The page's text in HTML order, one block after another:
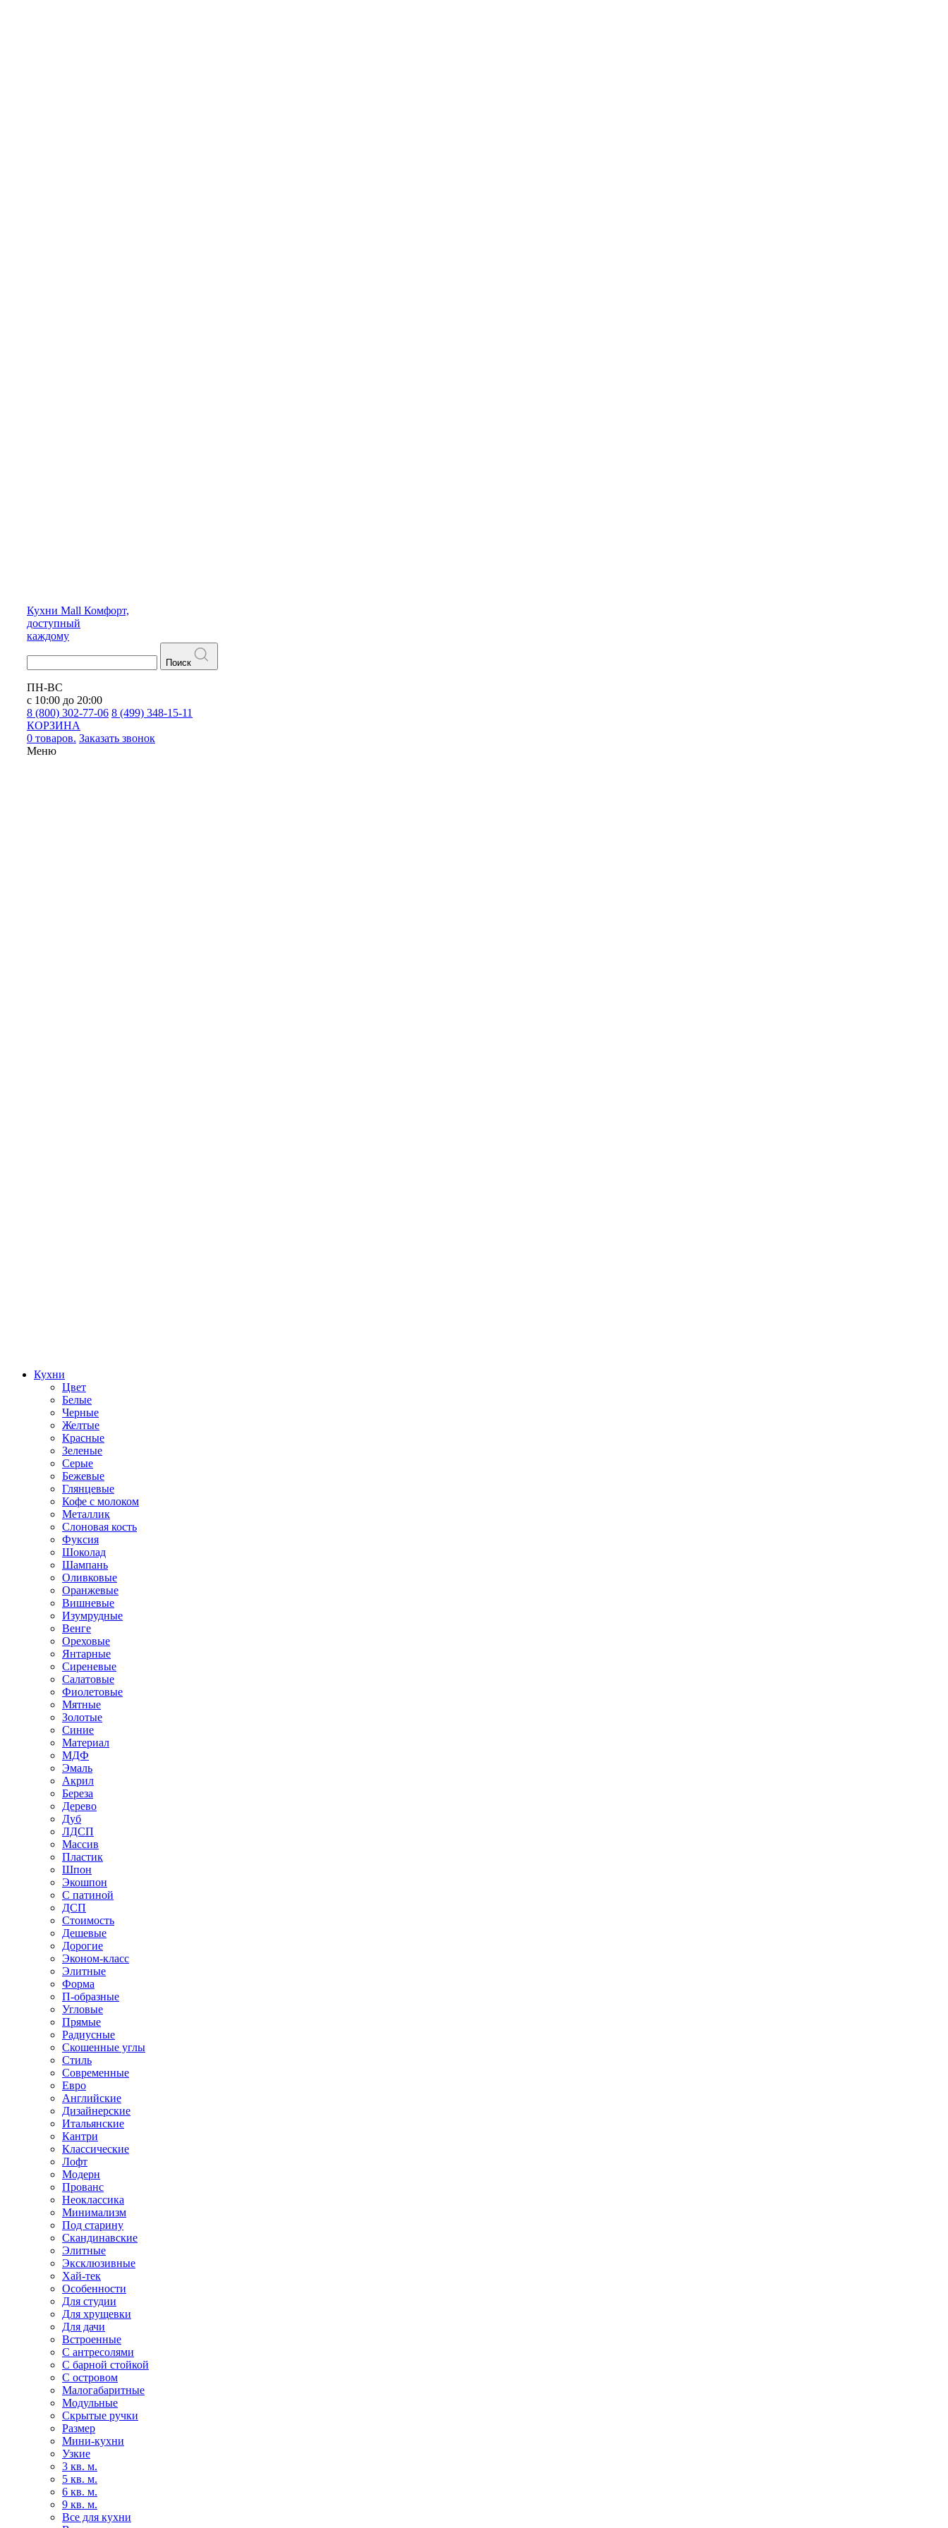
Кухни Mall Комфорт,
доступный
каждому
Поиск
ПН-ВС
с 10:00 до 20:00
8 (800) 302-77-06 8 (499) 348-15-11
КОРЗИНА
0 товаров. Заказать звонок
Меню
Кухни
Цвет
Белые
Черные
Желтые
Красные
Зеленые
Серые
Бежевые
Глянцевые
Кофе с молоком
Металлик
Слоновая кость
Фуксия
Шоколад
Шампань
Оливковые
Оранжевые
Вишневые
Изумрудные
Венге
Ореховые
Янтарные
Сиреневые
Салатовые
Фиолетовые
Мятные
Золотые
Синие
Материал
МДФ
Эмаль
Акрил
Береза
Дерево
Дуб
ЛДСП
Массив
Пластик
Шпон
Экошпон
С патиной
ДСП
Стоимость
Дешевые
Дорогие
Эконом-класс
Элитные
Форма
П-образные
Угловые
Прямые
Радиусные
Скошенные углы
Стиль
Современные
Евро
Английские
Дизайнерские
Итальянские
Кантри
Классические
Лофт
Модерн
Прованс
Неоклассика
Минимализм
Под старину
Скандинавские
Элитные
Эксклюзивные
Хай-тек
Особенности
Для студии
Для хрущевки
Для дачи
Встроенные
С антресолями
С барной стойкой
С островом
Малогабаритные
Модульные
Скрытые ручки
Размер
Мини-кухни
Узкие
3 кв. м.
5 кв. м.
6 кв. м.
9 кв. м.
Все для кухни